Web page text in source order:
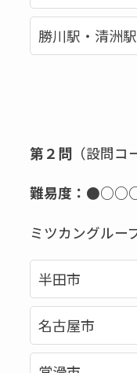
勝川駅・清洲駅
第２問 （設問コ
難易度：
ミツカングルー
半田市
名古屋市